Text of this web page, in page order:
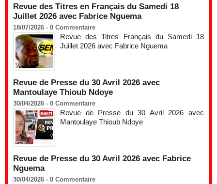
Revue des Titres en Français du Samedi 18
Juillet 2026 avec Fabrice Nguema
18/07/2026 - 0 Commentaire
Revue des Titres Français du Samedi 18
Juillet 2026 avec Fabrice Nguema
Revue de Presse du 30 Avril 2026 avec
Mantoulaye Thioub Ndoye
30/04/2026 - 0 Commentaire
Revue de Presse du 30 Avril 2026 avec
Mantoulaye Thioub Ndoye
Revue de Presse du 30 Avril 2026 avec Fabrice
Nguema
30/04/2026 - 0 Commentaire